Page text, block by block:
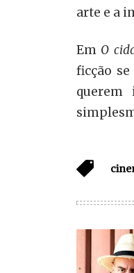
arte e a
Em O
ficção
querem